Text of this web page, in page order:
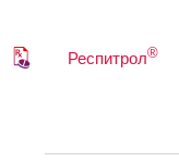
Респитрол®